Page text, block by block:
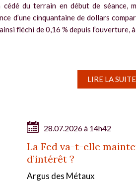
du terrain en début de séance,
d’une cinquantaine de dollars
fléchi de 0,16 % depuis l’ouverture,
LIRE LA SUITE
28.07.2026 à 14h42
La Fed va-t-elle
d’intérêt ?
Argus des Métaux